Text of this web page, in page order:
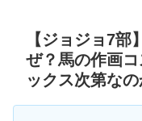
【ジョジョ7
ぜ？馬の作画
ックス次第なの